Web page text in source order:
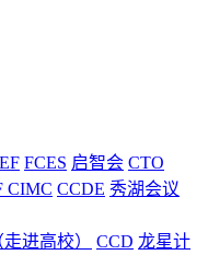
FCES 启智会 CTO
CIMC CCDE 秀湖会议
进高校） CCD 龙星计